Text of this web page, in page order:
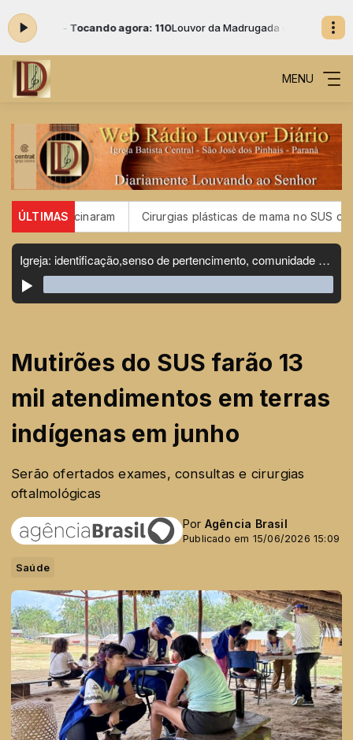
- Tocando agora: 110Louvor da Madrugada das 02:25 às 04:00
MENU
ÚLTIMAS
vacinaram Cirurgias plásticas de mama no SUS crescem
Mutirões do SUS farão 13
mil atendimentos em terras
indígenas em junho
Serão ofertados exames, consultas e cirurgias
oftalmológicas
Por Agência Brasil
Publicado em 15/06/2026 15:09
Saúde